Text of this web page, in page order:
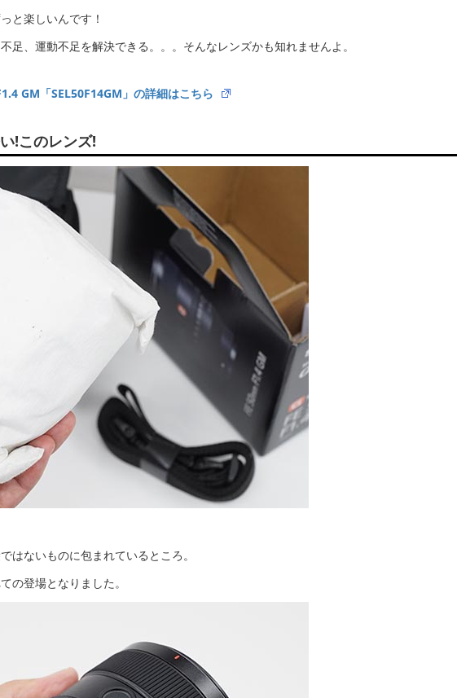
と楽しいんです！
足、運動不足を解決できる。。。そんなレンズかも知れませんよ。
GM「SEL50F14GM」の詳細はこちら
!このレンズ!
はないものに包まれているところ。
の登場となりました。